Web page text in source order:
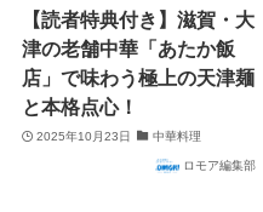
【読者特典付き】滋賀・大
津の老舗中華「あたか飯
店」で味わう極上の天津麺
と本格点心！
2025年10月23日 中華料理
ロモア編集部